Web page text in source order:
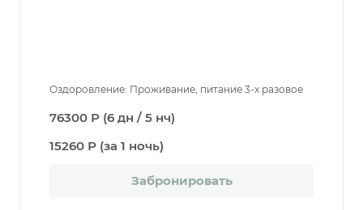
Оздоровление: Проживание, питание 3-х разовое
76300 Р (6 дн / 5 нч)
15260 Р (за 1 ночь)
Забронировать